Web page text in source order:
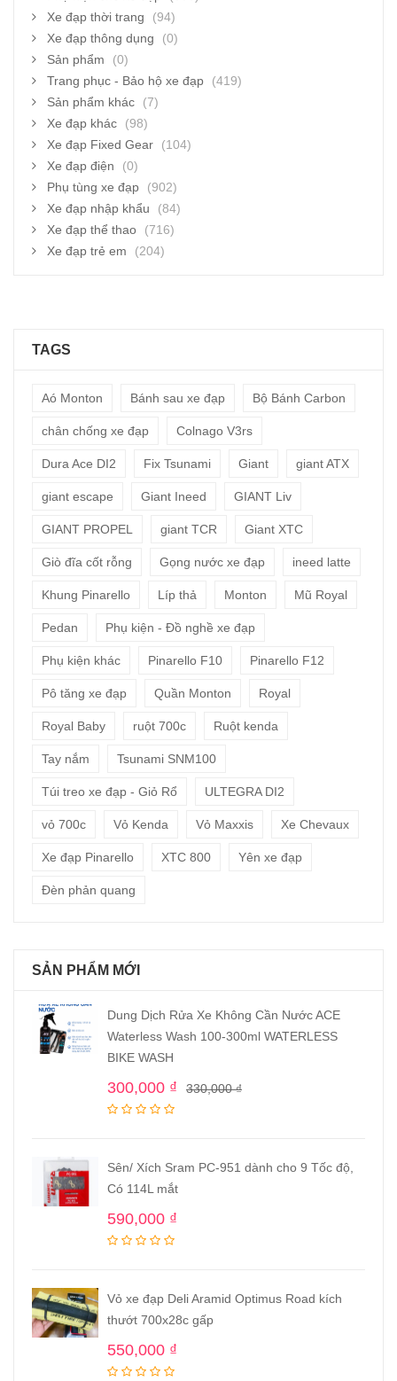
Xe đạp thời trang
(94)
Xe đạp thông dụng
(0)
Sản phẩm
(0)
Trang phục - Bảo hộ xe đạp
(419)
Sản phẩm khác
(7)
Xe đạp khác
(98)
Xe đạp Fixed Gear
(104)
Xe đạp điện
(0)
Phụ tùng xe đạp
(902)
Xe đạp nhập khẩu
(84)
Xe đạp thể thao
(716)
Xe đạp trẻ em
(204)
TAGS
Aó Monton Bánh sau xe đạp Bộ Bánh Carbon
chân chống xe đạp Colnago V3rs
Dura Ace DI2 Fix Tsunami Giant giant ATX
giant escape Giant Ineed GIANT Liv
GIANT PROPEL giant TCR Giant XTC
Giò đĩa cốt rỗng Gọng nước xe đạp ineed latte
Khung Pinarello Líp thả Monton Mũ Royal
Pedan Phụ kiện - Đồ nghề xe đạp
Phụ kiện khác Pinarello F10 Pinarello F12
Pô tăng xe đạp Quần Monton Royal
Royal Baby ruột 700c Ruột kenda
Tay nắm Tsunami SNM100
Túi treo xe đạp - Giỏ Rổ ULTEGRA DI2
vỏ 700c Vỏ Kenda Vỏ Maxxis Xe Chevaux
Xe đạp Pinarello XTC 800 Yên xe đạp
Đèn phản quang
SẢN PHẨM MỚI
Dung Dịch Rửa Xe Không Cần Nước ACE
Waterless Wash 100-300ml WATERLESS
BIKE WASH
330,000₫
300,000 ₫
Sên/ Xích Sram PC-951 dành cho 9 Tốc độ,
Có 114L mắt
590,000 ₫
Vỏ xe đạp Deli Aramid Optimus Road kích
thướt 700x28c gấp
550,000 ₫